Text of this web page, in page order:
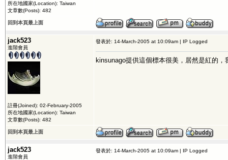
所在地國家(Location): Taiwan
文章數(Posts): 482
回到本頁最上面
jack523
進階會員
註冊(Joined): 02-February-2005
所在地國家(Location): Taiwan
文章數(Posts): 482
發表於: 14-March-2005 at 10:09am | IP Logged
kinsunago提供這個標本很美，居然是紅的
回到本頁最上面
jack523
進階會員
發表於: 14-March-2005 at 10:09am | IP Logged